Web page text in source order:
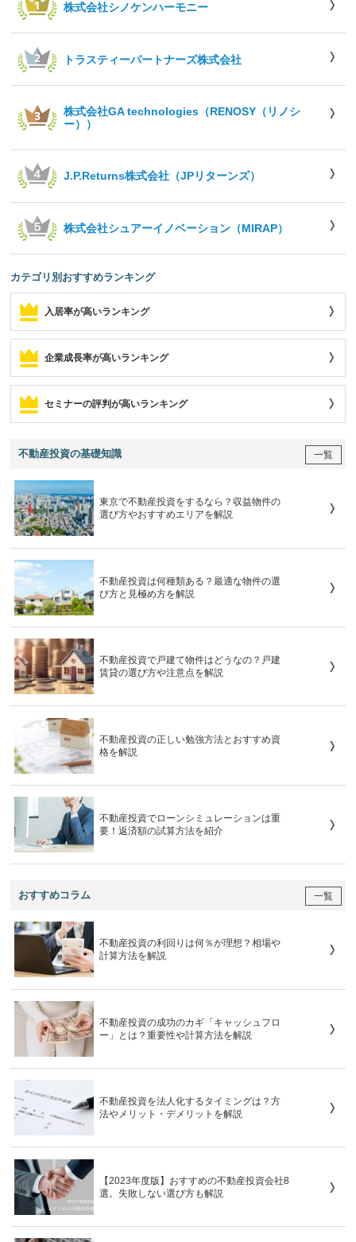
株式会社シノケンハーモニー
トラスティーパートナーズ株式会社
株式会社GA technologies（RENOSY（リノシ
ー））
J.P.Returns株式会社（JPリターンズ）
株式会社シュアーイノベーション（MIRAP）
カテゴリ別おすすめランキング
入居率が高いランキング
企業成長率が高いランキング
セミナーの評判が高いランキング
不動産投資の基礎知識 一覧
東京で不動産投資をするなら？収益物件の
選び方やおすすめエリアを解説
不動産投資は何種類ある？最適な物件の選
び方と見極め方を解説
不動産投資で戸建て物件はどうなの？戸建
賃貸の選び方や注意点を解説
不動産投資の正しい勉強方法とおすすめ資
格を解説
不動産投資でローンシミュレーションは重
要！返済額の試算方法を紹介
おすすめコラム 一覧
不動産投資の利回りは何％が理想？相場や
計算方法を解説
不動産投資の成功のカギ「キャッシュフロ
ー」とは？重要性や計算方法を解説
不動産投資を法人化するタイミングは？方
法やメリット・デメリットを解説
【2023年度版】おすすめの不動産投資会社8
選。失敗しない選び方も解説